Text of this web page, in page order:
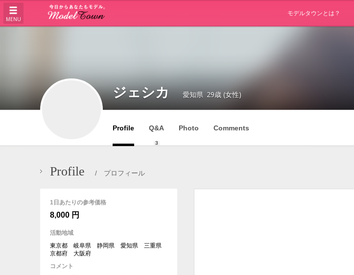
MENU
モデルタウンとは？
ジェシカ 愛知県 29歳 (女性)
Profile Q&A
3
Photo Comments
Profile / プロフィール
1日あたりの参考価格
8,000 円
活動地域
東京都 岐阜県 静岡県 愛知県 三重県
京都府 大阪府
コメント